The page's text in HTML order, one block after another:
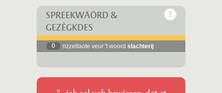
SPREEKWÄÖRD &
GEZÈGKDES
0 rizzeltaote veur 't woord slachterij